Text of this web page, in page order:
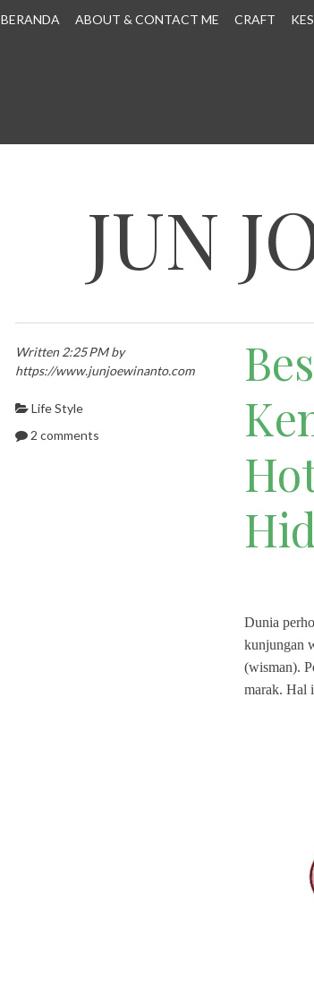
BERANDA ABOUT & CONTACT ME CRAFT
JUN
Dunia
kunjungan
(wisman).
marak. Hal
Written 2:25 PM by
https://www.junjoewinanto.com
Life Style
2 comments